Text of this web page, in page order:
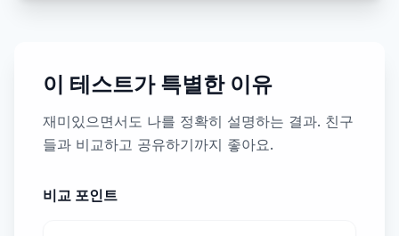
이 테스트가 특별한 이유
재미있으면서도 나를 정확히 설명하는 결과. 친구
들과 비교하고 공유하기까지 좋아요.
비교 포인트